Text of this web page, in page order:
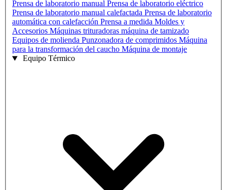
Prensa de laboratorio manual Prensa de laboratorio eléctrico
Prensa de laboratorio manual calefactada Prensa de laboratorio
automática con calefacción Prensa a medida Moldes y
Accesorios Máquinas trituradoras máquina de tamizado
Equipos de molienda Punzonadora de comprimidos Máquina
para la transformación del caucho Máquina de montaje
Equipo Térmico